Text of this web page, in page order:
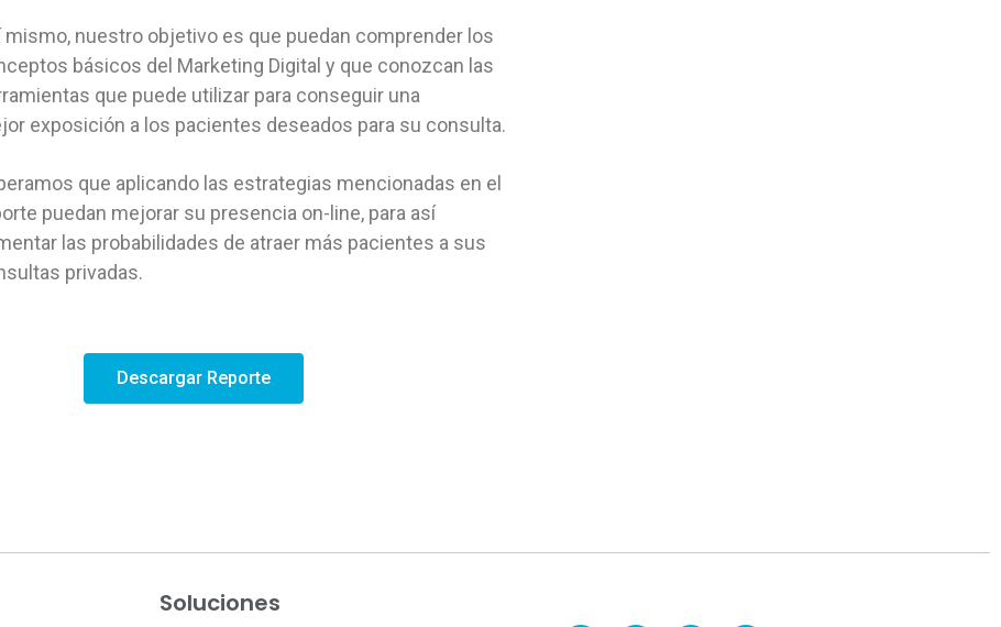
mismo, nuestro objetivo es que puedan comprender los
básicos del Marketing Digital y que conozcan las
que puede utilizar para conseguir una
exposición a los pacientes deseados para su consulta.
que aplicando las estrategias mencionadas en el
puedan mejorar su presencia on-line, para así
las probabilidades de atraer más pacientes a sus
privadas.
Descargar Reporte
Soluciones